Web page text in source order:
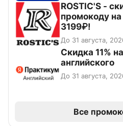
ROSTIC'S -
промокоду
3199₽!
До 31 августа,
Скидка 11%
английского
До 31 августа,
Все